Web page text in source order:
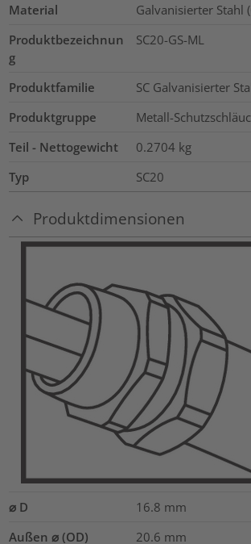
Material
Galvanisierter Stahl
Produktbezeichnun
g
SC20-GS-ML
Produktfamilie
SC Galvanisierter
Produktgruppe
Metall-
Teil - Nettogewicht
0.2704 kg
Typ
SC20
Produktdimensionen
⌀ D 16.8 mm
Außen ⌀ (OD)
20.6 mm